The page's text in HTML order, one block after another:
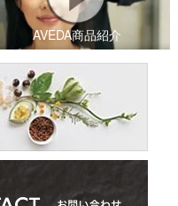
AVEDA商品紹介